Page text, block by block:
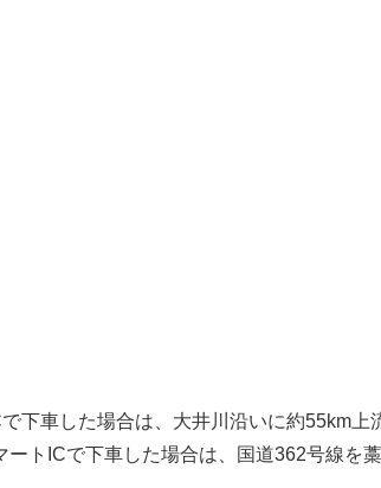
下車した場合は、大井川沿いに約55km上
ートICで下車した場合は、国道362号線を